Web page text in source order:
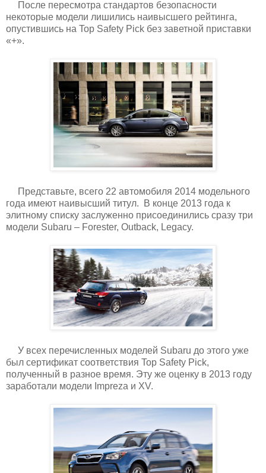
После пересмотра стандартов безопасности
некоторые модели лишились наивысшего рейтинга,
опустившись на Top Safety Pick без заветной приставки
«+».
Представьте, всего 22 автомобиля 2014 модельного
года имеют наивысший титул. В конце 2013 года к
элитному списку заслуженно присоединились сразу три
модели Subaru – Forester, Outback, Legacy.
У всех перечисленных моделей Subaru до этого уже
был сертификат соответствия Top Safety Pick,
полученный в разное время. Эту же оценку в 2013 году
заработали модели Impreza и XV.